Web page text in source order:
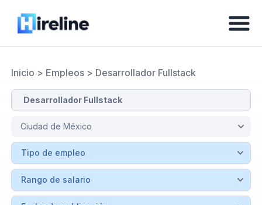
Inicio > Empleos> Desarrollador Fullstack